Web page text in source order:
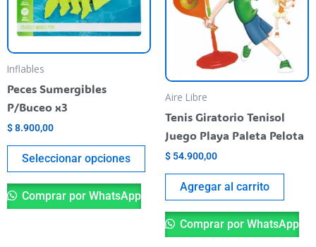
Inflables
Peces Sumergibles
P/Buceo x3
$8.900,00
Seleccionar opciones
se
elegir
página
producto
Comprar por WhatsApp
Aire Libre
Tenis Giratorio Tenisol
Juego Playa Paleta Pelota
$ 54.900,00
Agregar al carrito
Comprar por WhatsApp